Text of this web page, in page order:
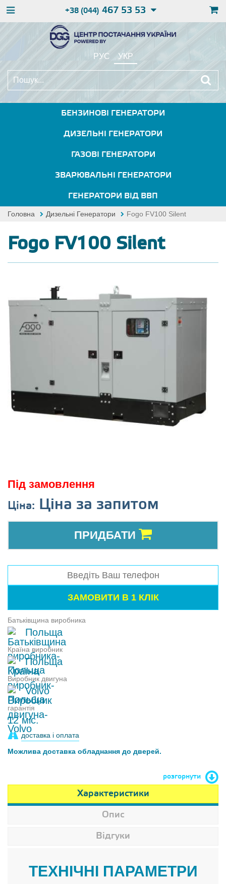
+38 (044) 467 53 53
РУС УКР
БЕНЗИНОВІ ГЕНЕРАТОРИ
ДИЗЕЛЬНІ ГЕНЕРАТОРИ
ГАЗОВІ ГЕНЕРАТОРИ
ЗВАРЮВАЛЬНІ ГЕНЕРАТОРИ
ГЕНЕРАТОРИ ВІД ВВП
Головна Дизельні Генератори Fogo FV100 Silent
Fogo FV100 Silent
Під замовлення
Ціна: Ціна за запитом
ПРИДБАТИ
Батьківщина виробника
Польща
Країна виробник
Польща
Виробник двигуна
Volvo
гарантія
12 міс.
доставка і оплата
Можлива доставка обладнання до дверей.
розгорнути
Характеристики
Опис
Відгуки
ТЕХНІЧНІ ПАРАМЕТРИ